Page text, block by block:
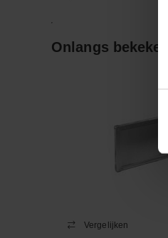
Onlangs bekeken:
Vergelijken